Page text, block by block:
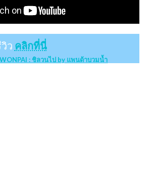
ว คลิกที่นี่
: ชิลวนไป by แพนด้าบวมน้ำ